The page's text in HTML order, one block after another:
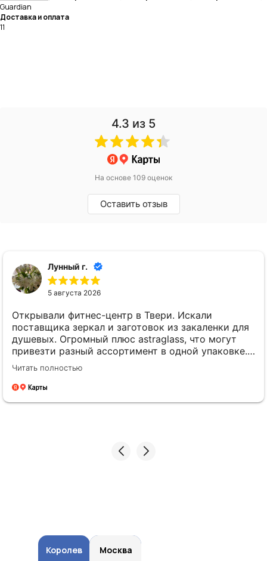
Guardian
Доставка и оплата
11
4.3 из 5
На основе 109 оценок
Оставить отзыв
Лунный г.
5 августа 2026
Открывали фитнес-центр в Твери. Искали
поставщика зеркал и заготовок из закаленки для
душевых. Огромный плюс astraglass, что могут
привезти разный ассортимент в одной упаковке.
Сэкономили на доставке прилично! По качеству
претензий ноль, геометрия листов ровная.
Читать полностью
Королев
Королев Москва
Москва